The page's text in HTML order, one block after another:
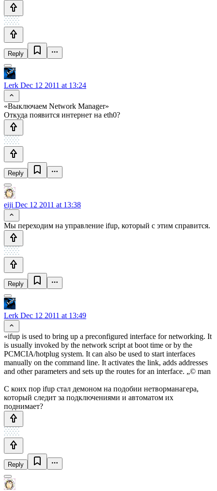
Reply
Lerk Dec 12 2011 at 13:24
«Выключаем Network Manager»
Откуда появится интернет на eth0?
Reply
eiji Dec 12 2011 at 13:38
Мы переходим на управление ifup, который с этим справится.
Reply
Lerk Dec 12 2011 at 13:49
«ifup is used to bring up a preconfigured interface for networking. It
is usually invoked by the network script at boot time or by the
PCMCIA/hotplug system. It can also be used to start interfaces
manually on the command line. It activates the link, adds addresses
and other parameters and sets up the routes for an interface. „© man
С коих пор ifup стал демоном на подобии нетворманагера,
который следит за подключениями и автоматом их
поднимает?
Reply